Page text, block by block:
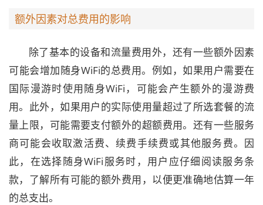
额外因素对总费用的影响
除了基本的设备和流量费用外，还有一些额外因素
可能会增加随身WiFi的总费用。例如，如果用户需要在
国际漫游时使用随身WiFi，可能会产生额外的漫游费
用。此外，如果用户的实际使用量超过了所选套餐的流
量上限，可能需要支付额外的超额费用。还有一些服务
商可能会收取激活费、续费手续费或其他服务费。因
此，在选择随身WiFi服务时，用户应仔细阅读服务条
款，了解所有可能的额外费用，以便更准确地估算一年
的总支出。